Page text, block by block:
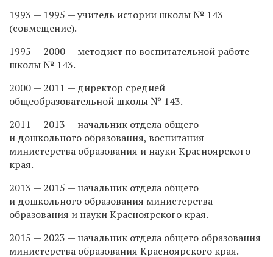
1993 — 1995 — учитель истории школы № 143
(совмещение).
1995 — 2000 — методист по воспитательной работе
школы № 143.
2000 — 2011 — директор средней
общеобразовательной школы № 143.
2011 — 2013 — начальник отдела общего
и дошкольного образования, воспитания
министерства образования и науки Красноярского
края.
2013 — 2015 — начальник отдела общего
и дошкольного образования министерства
образования и науки Красноярского края.
2015 — 2023 — начальник отдела общего образования
министерства образования Красноярского края.